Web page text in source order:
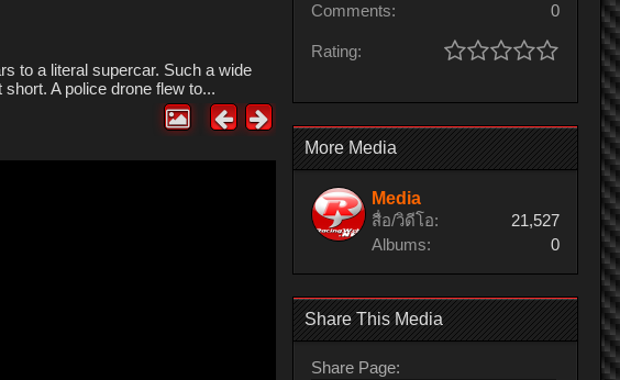
to a literal supercar. Such a wide
A police drone flew to...
Comments:
0
Rating:
More Media
Media
สื่อ/วิดีโอ:
21,527
Albums:
0
Share This Media
Share Page: